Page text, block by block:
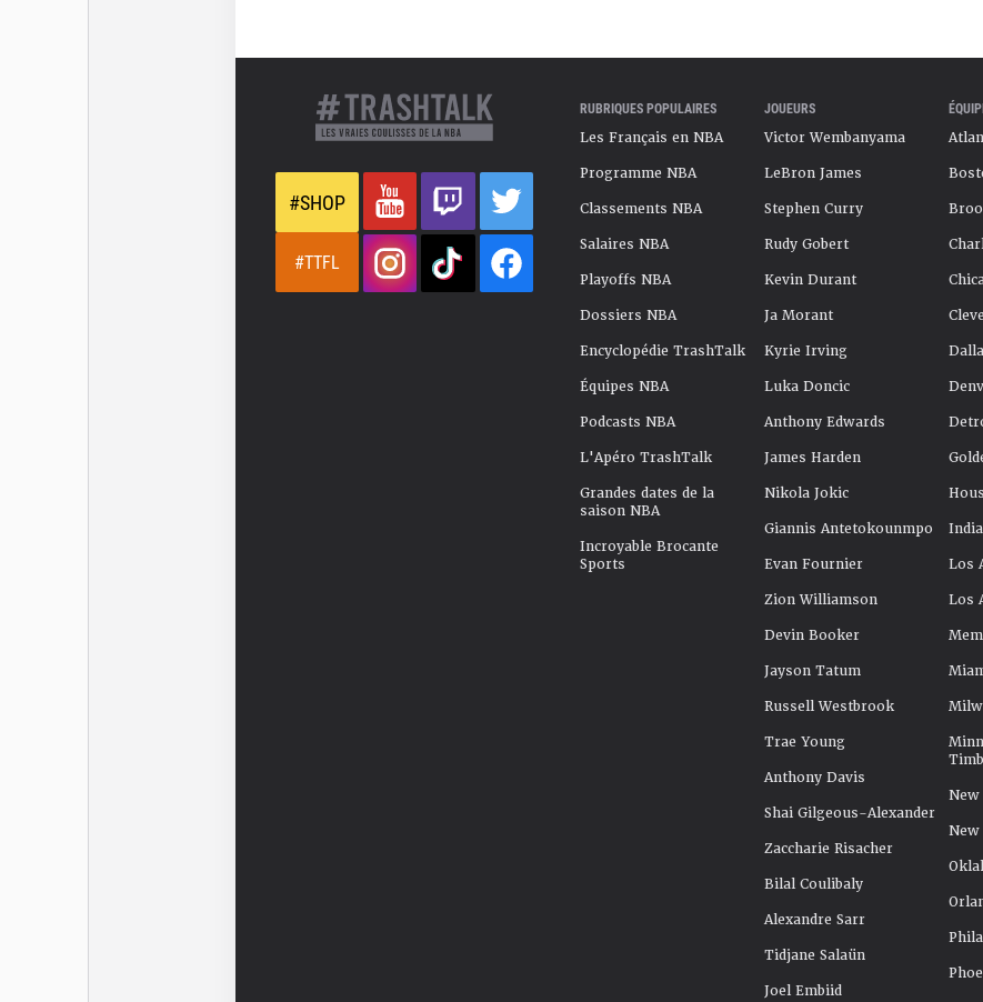
#SHOP
#TTFL
RUBRIQUES POPULAIRES
Les Français en NBA
Programme NBA
Classements NBA
Salaires NBA
Playoffs NBA
Dossiers NBA
Encyclopédie TrashTalk
Équipes NBA
Podcasts NBA
L'Apéro TrashTalk
Grandes dates de la
saison NBA
Incroyable Brocante
Sports
JOUEURS
Victor Wembanyama
LeBron James
Stephen Curry
Rudy Gobert
Kevin Durant
Ja Morant
Kyrie Irving
Luka Doncic
Anthony Edwards
James Harden
Nikola Jokic
Giannis Antetokounmpo
Evan Fournier
Zion Williamson
Devin Booker
Jayson Tatum
Russell Westbrook
Trae Young
Anthony Davis
Shai Gilgeous-Alexander
Zaccharie Risacher
Bilal Coulibaly
Alexandre Sarr
Tidjane Salaün
Joel Embiid
Los
Los
New